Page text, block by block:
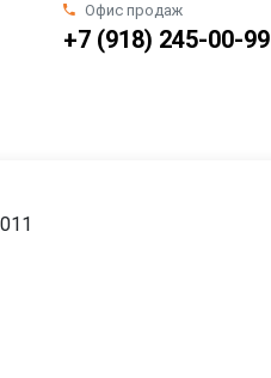
Офис продаж
+7 (918) 245-00-99